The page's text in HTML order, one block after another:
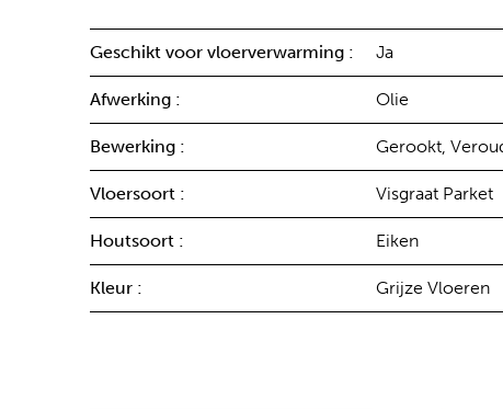
Geschikt voor vloerverwarming : Ja
Afwerking : Olie
Bewerking : Gerookt,
Vloersoort : Visgraat Parket
Houtsoort : Eiken
Kleur : Grijze Vloeren